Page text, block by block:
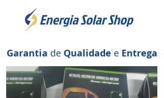
Garantia de Qualidade eEntrega